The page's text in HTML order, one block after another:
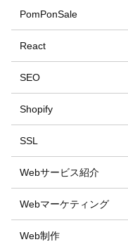
PomPonSale
React
SEO
Shopify
SSL
Webサービス紹介
Webマーケティング
Web制作